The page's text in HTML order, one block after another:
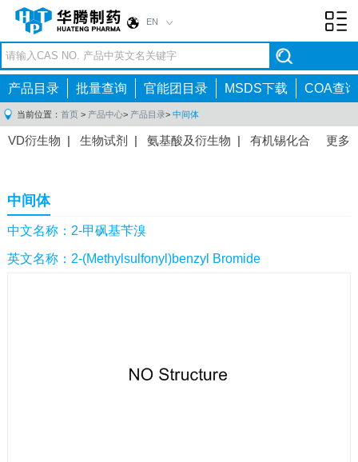
EN
产品目录 批量查询 官能团目录 MSDS下载 COA查询
当前位置： 首页 > 产品中心> 产品目录> 中间体
更多
VD衍生物 | 生物试剂 | 氨基酸及衍生物 | 有机锡化合
间体|
感染药物中间体
体 |抗精神病药物中间体
药中间体|其他原料药中间体|
中间体
中文名称：2-甲砜基苄溴
英文名称：2-(Methylsulfonyl)benzyl Bromide